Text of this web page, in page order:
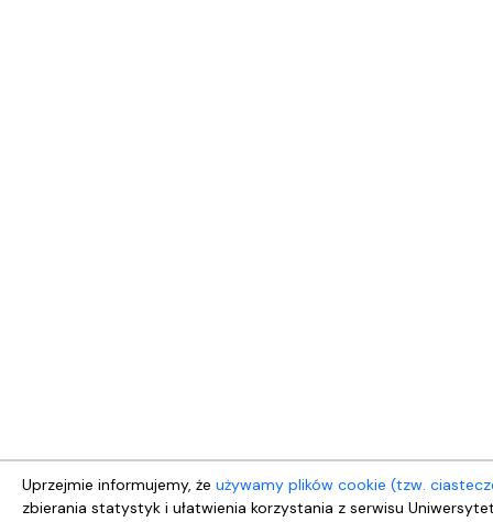
Uprzejmie informujemy, żeużywamy plików cookie (tzw.
zbierania statystyk i ułatwienia korzystania z serwisu